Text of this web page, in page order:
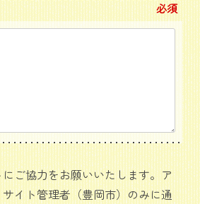
必須
ご協力をお願いいたします。ア
イト管理者（豊岡市）のみに通